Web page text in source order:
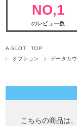
NO,1
のレビュー数
A-SLOT TOP
オプション
データカ
こちらの商品は